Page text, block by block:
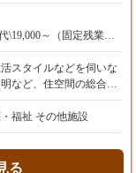
\19,000～（固定残業時
づき支給。最低保証額
す。
支給）
超過分を別途支給）
スタイルなどを伺いな
など、住空間の総合的
他内装のデザインや
単な設計業務も行いま
客販売 ・百貨店・家具
ート ・ハウスメーカ
福祉 その他施設
る